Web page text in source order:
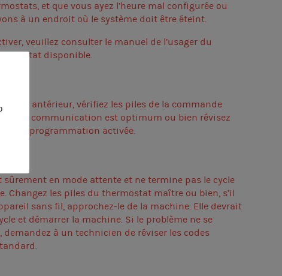
et que vous ayez l’heure mal configurée ou
à un endroit où le système doit être éteint.
veuillez consulter le manuel de l’usager du
disponible.
le cas antérieur, vérifiez les piles de la commande
que la communication est optimum ou bien révisez
programmation activée.
sûrement en mode attente et ne termine pas le cycle
Changez les piles du thermostat maître ou bien, s’il
sans fil, approchez-le de la machine. Elle devrait
et démarrer la machine. Si le problème ne se
demandez à un technicien de réviser les codes